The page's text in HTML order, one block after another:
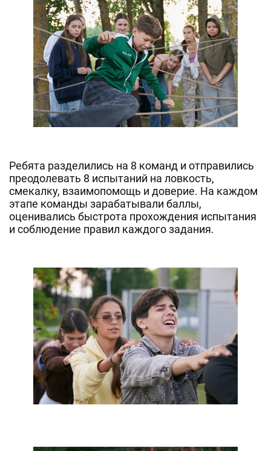
Ребята разделились на 8 команд и отправились
преодолевать 8 испытаний на ловкость,
смекалку, взаимопомощь и доверие. На каждом
этапе команды зарабатывали баллы,
оценивались быстрота прохождения испытания
и соблюдение правил каждого задания.